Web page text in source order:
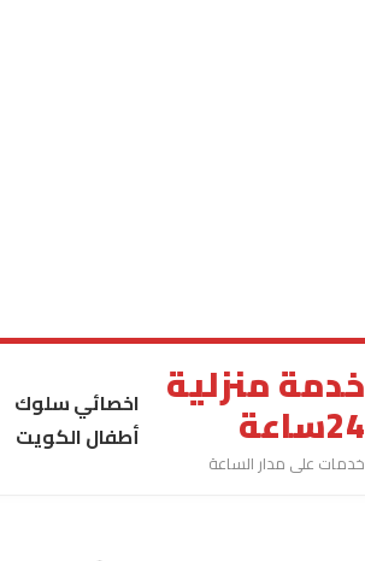
خدمة منزلية
24ساعة
خدمات على مدار الساعة
اخصائي سلوك
أطفال الكويت